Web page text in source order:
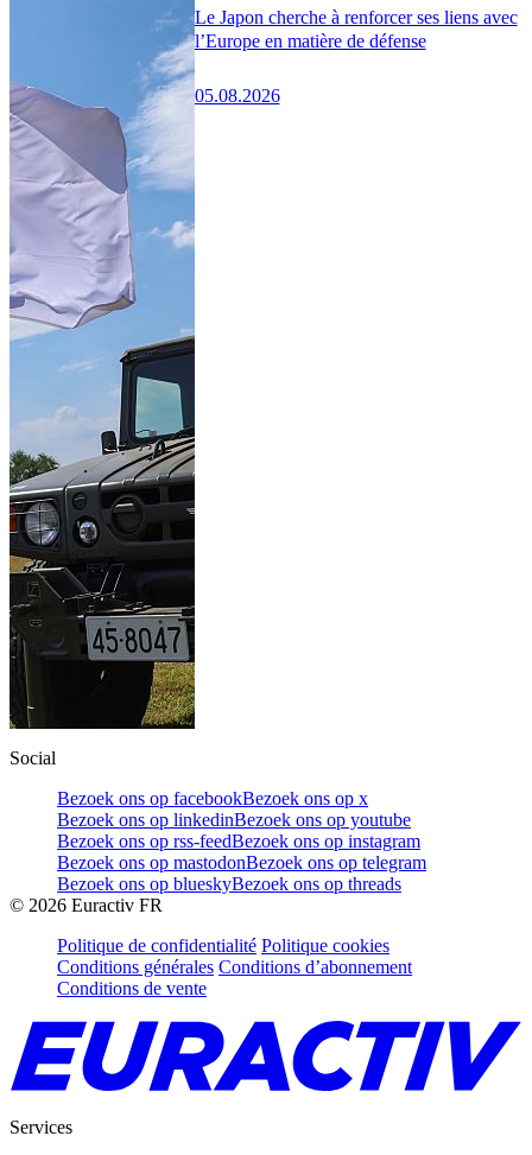
Le Japon cherche à renforcer ses liens avec
l’Europe en matière de défense
05.08.2026
Social
Bezoek ons op facebookBezoek ons op x
Bezoek ons op linkedinBezoek ons op youtube
Bezoek ons op rss-feedBezoek ons op instagram
Bezoek ons op mastodonBezoek ons op telegram
Bezoek ons op blueskyBezoek ons op threads
© 2026 Euractiv FR
Politique de confidentialité Politique cookies
Conditions générales Conditions d’abonnement
Conditions de vente
Services